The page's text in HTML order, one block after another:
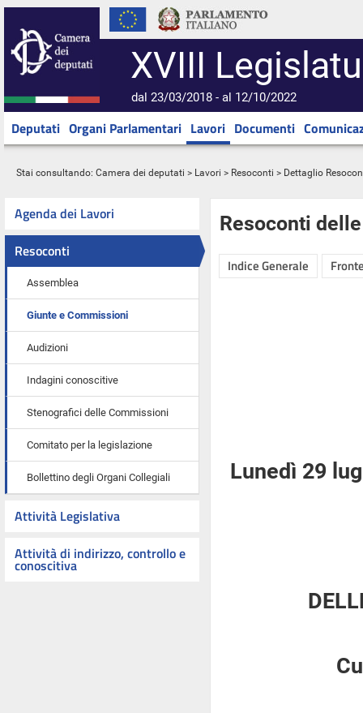
XVIII
dal 23/03/2018 - al 12/10/2022
Deputati Organi Parlamentari Lavori Documenti
Stai consultando: Camera dei deputati > Lavori > Resoconti > Dettaglio
Agenda dei Lavori
Resoconti
Assemblea
Giunte e Commissioni
Audizioni
Indagini conoscitive
Stenografici delle Commissioni
Comitato per la legislazione
Bollettino degli Organi Collegiali
Attività Legislativa
Attività di indirizzo, controllo e
conoscitiva
Resoconti
Indice Generale
Lunedì 29